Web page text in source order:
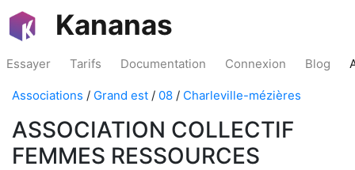
Kananas
Essayer Tarifs Documentation Connexion Blog
Associations / Grand est / 08 / Charleville-mézières
ASSOCIATION COLLECTIF
FEMMES RESSOURCES